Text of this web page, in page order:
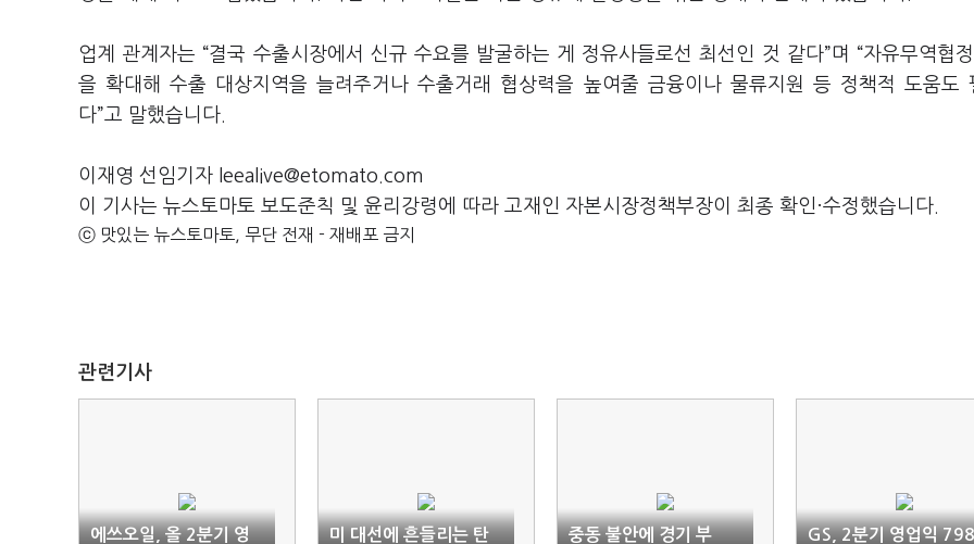
업계 관계자는 “결국 수출시장에서 신규 수요를 발굴하는 게 정유사들로선 최선인 것 같다”며 “자유무역협
을 확대해 수출 대상지역을 늘려주거나 수출거래 협상력을 높여줄 금융이나 물류지원 등 정책적 도움도
다”고 말했습니다.
이재영 선임기자 leealive@etomato.com
이 기사는 뉴스토마토 보도준칙 및 윤리강령에 따라 고재인 자본시장정책부장이 최종 확인·수정했습니다.
ⓒ 맛있는 뉴스토마토, 무단 전재 - 재배포 금지
관련기사
에쓰오일, 올 2분기 영
미 대선에 흔들리는 탄
중동 불안에 경기 부
GS, 2분기 영업익 798